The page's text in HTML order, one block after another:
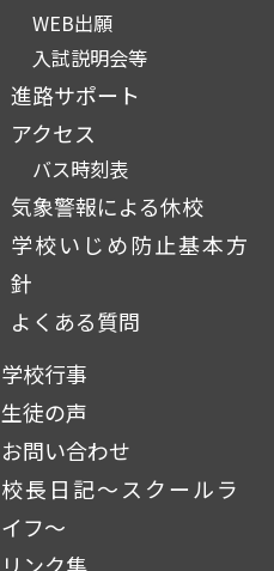
WEB出願
入試説明会等
進路サポート
アクセス
バス時刻表
気象警報による休校
学校いじめ防止基本方
針
よくある質問
学校行事
生徒の声
お問い合わせ
校長日記～スクールラ
イフ～
リンク集